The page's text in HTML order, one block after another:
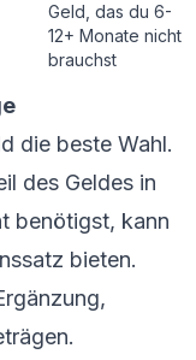
Geld, das du 6-
12+ Monate nicht
brauchst
die beste Wahl.
des Geldes in
benötigst, kann
bieten.